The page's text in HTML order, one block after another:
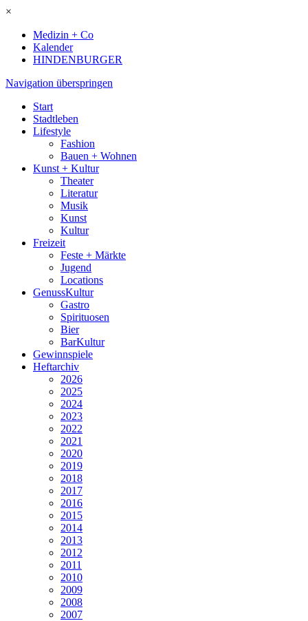
×
Medizin + Co
Kalender
HINDENBURGER
Navigation überspringen
Start
Stadtleben
Lifestyle
Fashion
Bauen + Wohnen
Kunst + Kultur
Theater
Literatur
Musik
Kunst
Kultur
Freizeit
Feste + Märkte
Jugend
Locations
GenussKultur
Gastro
Spirituosen
Bier
BarKultur
Gewinnspiele
Heftarchiv
2026
2025
2024
2023
2022
2021
2020
2019
2018
2017
2016
2015
2014
2013
2012
2011
2010
2009
2008
2007